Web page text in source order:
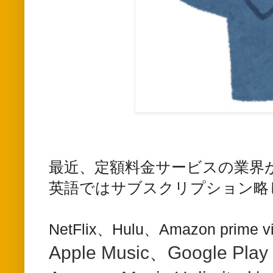
最近、定額料金サービスの業界
英語ではサブスクリプション
NetFlix、Hulu、Amazon prime
Apple Music、Google Play